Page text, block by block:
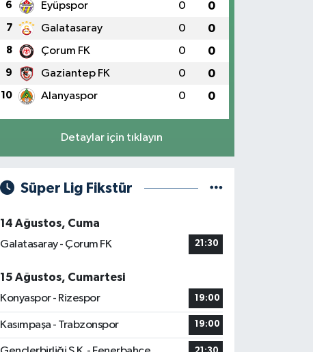
6 Eyüpspor 0 0
7 Galatasaray 0 0
8 Çorum FK 0 0
9 Gaziantep FK 0 0
10 Alanyaspor 0 0
Detaylar için tıklayın
Süper Lig Fikstür
14 Ağustos, Cuma
Galatasaray - Çorum FK
21:30
15 Ağustos, Cumartesi
Konyaspor - Rizespor
19:00
Kasımpaşa - Trabzonspor 19:00